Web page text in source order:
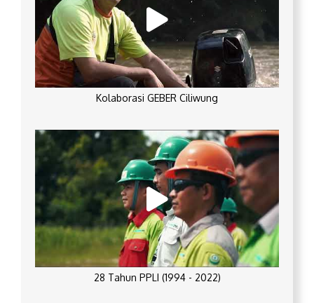
Kolaborasi GEBER Ciliwung
28 Tahun PPLI (1994 - 2022)